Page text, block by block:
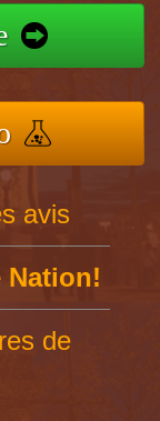
avis
Nation!
de